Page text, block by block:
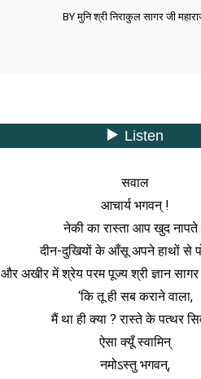
BY मुनि श्री निराकुल सागर जी
सवाल
आचार्य भगवन् !
नेकी का रास्ता आप खुद नापते
दीन-दुखियों के आँसू अपने हाथों से
और अखीर में श्रेय परम पूज्य श्री ज्ञान
‘कि तू ही सब कराने वाला,
मैं था ही क्या ? रास्ते के पत्थर
ऐसा क्यूँ स्वामिन्
नमोऽस्तु भगवन्,